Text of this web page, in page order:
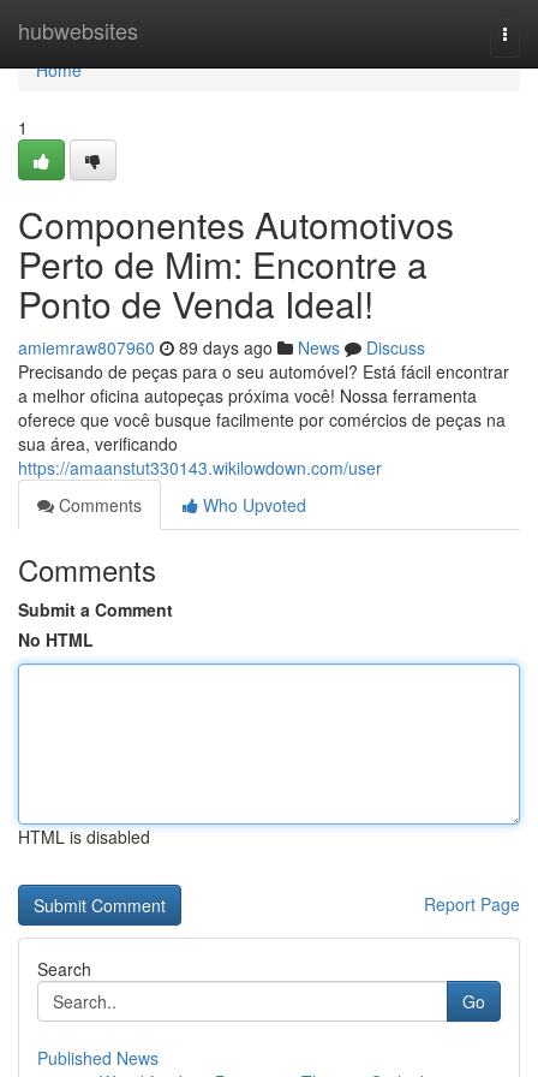
hubwebsites
Home
Home
1
Componentes Automotivos
Perto de Mim: Encontre a
Ponto de Venda Ideal!
amiemraw807960 89 days ago News
Discuss
Precisando de peças para o seu automóvel? Está fácil encontrar
a melhor oficina autopeças próxima você! Nossa ferramenta
oferece que você busque facilmente por comércios de peças na
sua área, verificando
https://amaanstut330143.wikilowdown.com/user
Comments
Who Upvoted
Comments
Submit a Comment
No HTML
HTML is disabled
Report Page
Search
Go
Published News